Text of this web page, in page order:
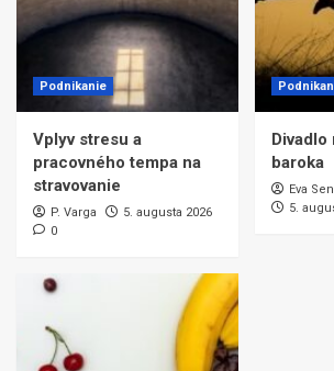
Podnikanie
Vplyv stresu a
pracovného tempa na
stravovanie
P. Varga
5. augusta 2026
0
Divadlo
baroka
Eva
5.